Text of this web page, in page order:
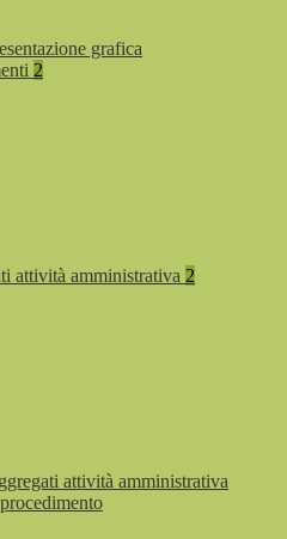
grafica
2
attività amministrativa 2
attività amministrativa